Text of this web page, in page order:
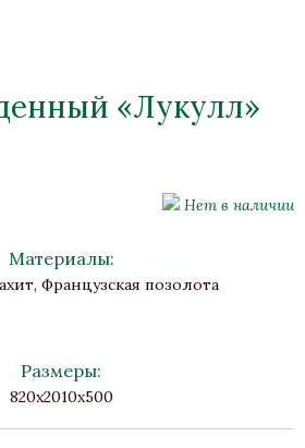
«Лукулл»
Нет в наличии
Материалы:
Французская позолота
Размеры:
820х2010х500